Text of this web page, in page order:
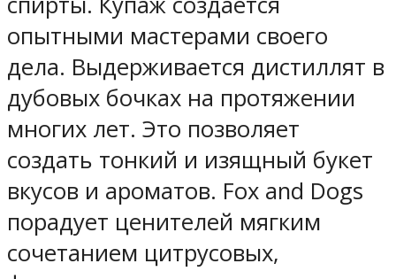
опытными мастерами своего
дела. Выдерживается дистиллят в
дубовых бочках на протяжении
многих лет. Это позволяет
создать тонкий и изящный букет
вкусов и ароматов. Fox and Dogs
порадует ценителей мягким
сочетанием цитрусовых,